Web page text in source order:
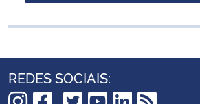
REDES SOCIAIS: